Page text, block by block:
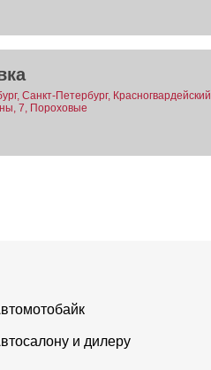
Санкт-Петербург, Красногвардейский
7, Пороховые
и дилеру